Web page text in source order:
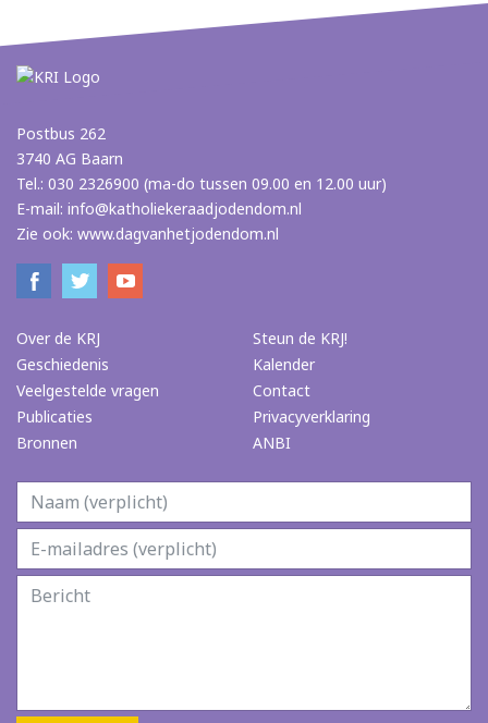
Postbus 262
3740 AG Baarn
Tel.: 030 2326900 (ma-do tussen 09.00 en 12.00 uur)
E-mail: info@katholiekeraadjodendom.nl
Zie ook: www.dagvanhetjodendom.nl
Over de KRJ
Geschiedenis
Veelgestelde vragen
Publicaties
Bronnen
Steun de KRJ!
Kalender
Contact
Privacyverklaring
ANBI